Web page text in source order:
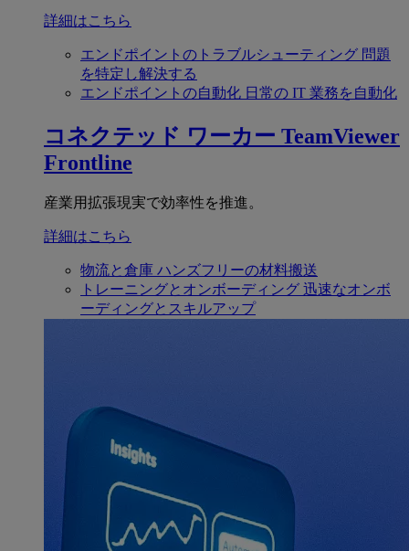
詳細はこちら
エンドポイントのトラブルシューティング 問題
を特定し解決する
エンドポイントの自動化 日常の IT 業務を自動化
コネクテッド ワーカー TeamViewer
Frontline
産業用拡張現実で効率性を推進。
詳細はこちら
物流と倉庫 ハンズフリーの材料搬送
トレーニングとオンボーディング 迅速なオンボ
ーディングとスキルアップ